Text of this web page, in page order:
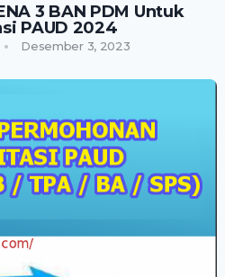
3 BAN PDM Untuk
PAUD 2024
Desember 3, 2023